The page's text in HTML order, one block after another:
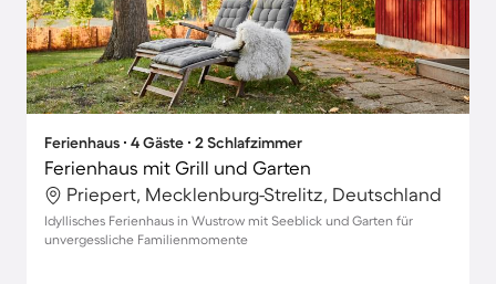
Ferienhaus ∙ 4 Gäste ∙ 2 Schlafzimmer
Ferienhaus mit Grill und Garten
Priepert, Mecklenburg-Strelitz, Deutschland
Idyllisches Ferienhaus in Wustrow mit Seeblick und Garten für
unvergessliche Familienmomente